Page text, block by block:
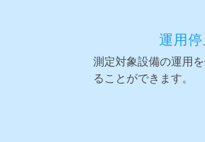
運用
測定対象設備の運用
ることができます。